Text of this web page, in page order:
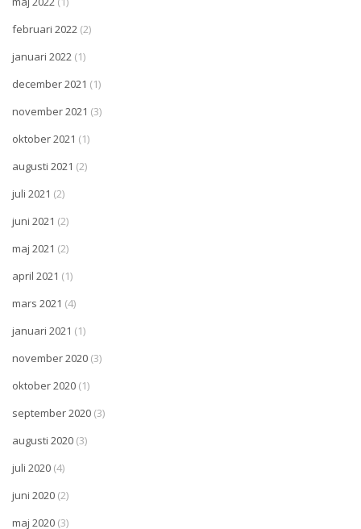
februari 2022 (2)
januari 2022 (1)
december 2021 (1)
november 2021 (3)
oktober 2021 (1)
augusti 2021 (2)
juli 2021 (2)
juni 2021 (2)
maj 2021 (2)
april 2021 (1)
mars 2021 (4)
januari 2021 (1)
november 2020 (3)
oktober 2020 (1)
september 2020 (3)
augusti 2020 (3)
juli 2020 (4)
juni 2020 (2)
maj 2020 (3)